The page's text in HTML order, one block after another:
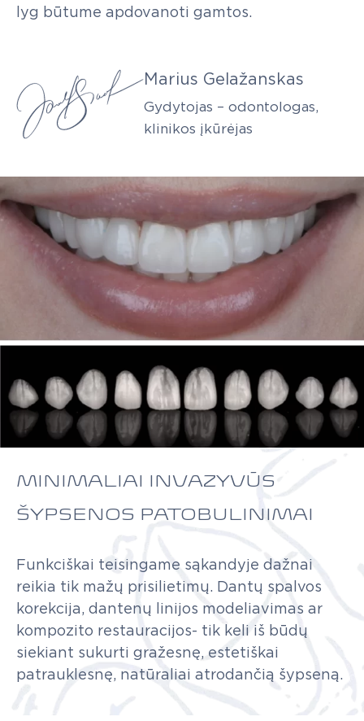
lyg būtume apdovanoti gamtos.
Marius Gelažanskas
Gydytojas – odontologas,
klinikos įkūrėjas
MINIMALIAI INVAZYVŪS
ŠYPSENOS PATOBULINIMAI
Funkciškai teisingame sąkandyje dažnai
reikia tik mažų prisilietimų. Dantų spalvos
korekcija, dantenų linijos modeliavimas ar
kompozito restauracijos- tik keli iš būdų
siekiant sukurti gražesnę, estetiškai
patrauklesnę, natūraliai atrodančią šypseną.